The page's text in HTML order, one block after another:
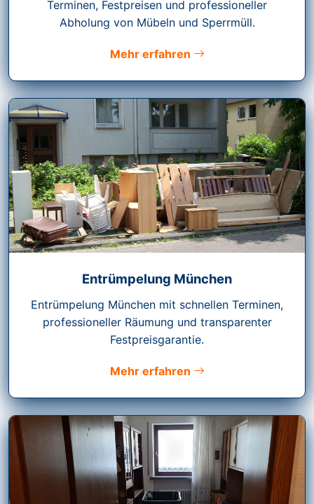
Terminen, Festpreisen und professioneller
Abholung von Mübeln und Sperrmüll.
Mehr erfahren
Entrümpelung München
Entrümpelung München mit schnellen Terminen,
professioneller Räumung und transparenter
Festpreisgarantie.
Mehr erfahren